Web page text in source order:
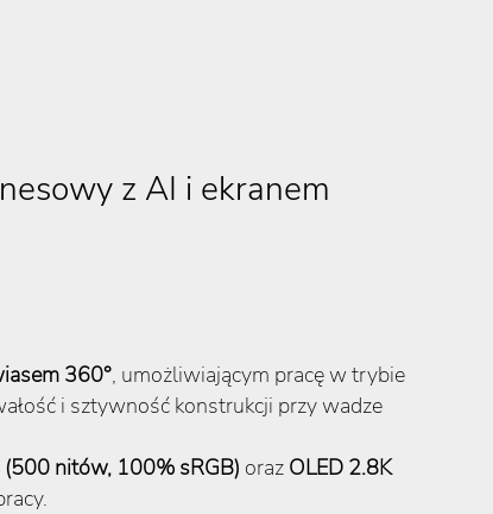
z AI i ekranem
360°, umożliwiającym pracę w trybie
i sztywność konstrukcji przy wadze
nitów, 100% sRGB) oraz OLED 2.8K